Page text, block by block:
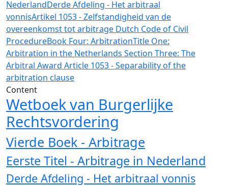
NederlandDerde Afdeling - Het arbitraal
vonnisArtikel 1053 - Zelfstandigheid van de
overeenkomst tot arbitrage Dutch Code of Civil
ProcedureBook Four: ArbitrationTitle One:
Arbitration in the Netherlands Section Three: The
Arbitral Award Article 1053 - Separability of the
arbitration clause
Content
Wetboek van Burgerlijke
Rechtsvordering
Vierde Boek - Arbitrage
Eerste Titel - Arbitrage in Nederland
Derde Afdeling - Het arbitraal vonnis